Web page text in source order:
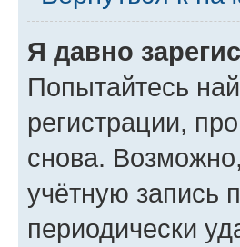
Я давно
Попытайтесь
регистрации,
снова.
учётную запись
периодически